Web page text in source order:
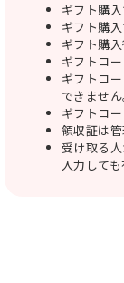
ギフト購
ギフト購
ギフト購
ギフトコ
ギフトコ
できません
ギフトコ
領収証は管
受け取る
入力しても